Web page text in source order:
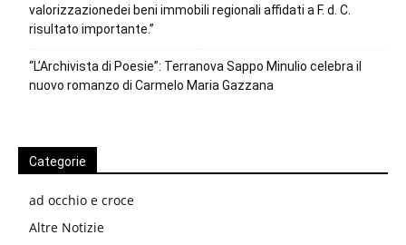
valorizzazionedei beni immobili regionali affidati a F. d. C.
risultato importante.”
“L’Archivista di Poesie”: Terranova Sappo Minulio celebra il
nuovo romanzo di Carmelo Maria Gazzana
Categorie
ad occhio e croce
Altre Notizie